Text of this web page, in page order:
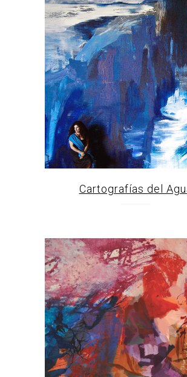
Cartografías del